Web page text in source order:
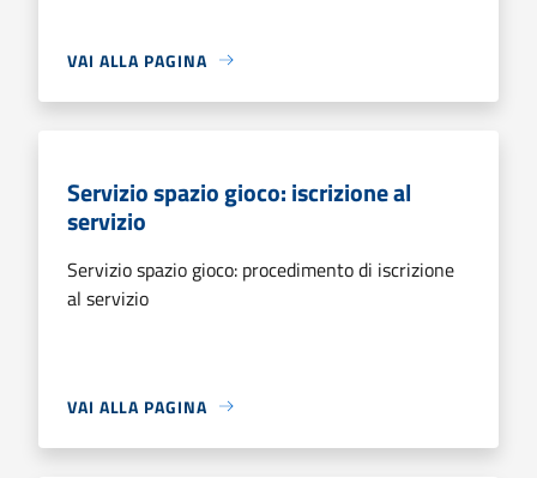
VAI ALLA PAGINA
Servizio spazio gioco: iscrizione al
servizio
Servizio spazio gioco: procedimento di iscrizione
al servizio
VAI ALLA PAGINA